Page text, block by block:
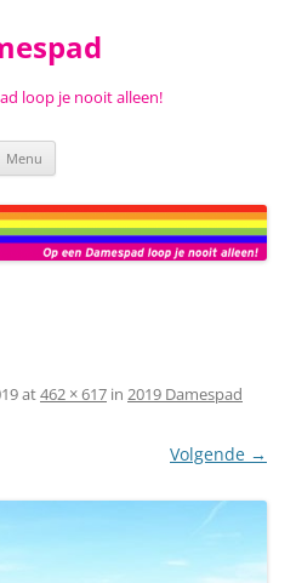
loop je nooit alleen!
Menu
at462 × 617 in 2019 Damespad
Volgende →